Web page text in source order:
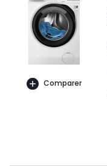
Comparer